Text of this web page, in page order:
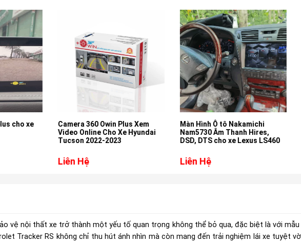
Camera 360 Owin Plus Xem
Video Online Cho Xe Hyundai
Tucson 2022-2023
Màn Hình Ô tô Nakamichi
Nam5730 Âm Thanh Hires,
DSD, DTS cho xe Lexus LS460
Loa Siêu
Everest 2023
vệ nội thất xe trở thành một yếu tố quan trọng không thể bỏ qua, đặc biệt là với
Tracker RS không chỉ thu hút ánh nhìn mà còn mang đến trải nghiệm lái xe tuyệt